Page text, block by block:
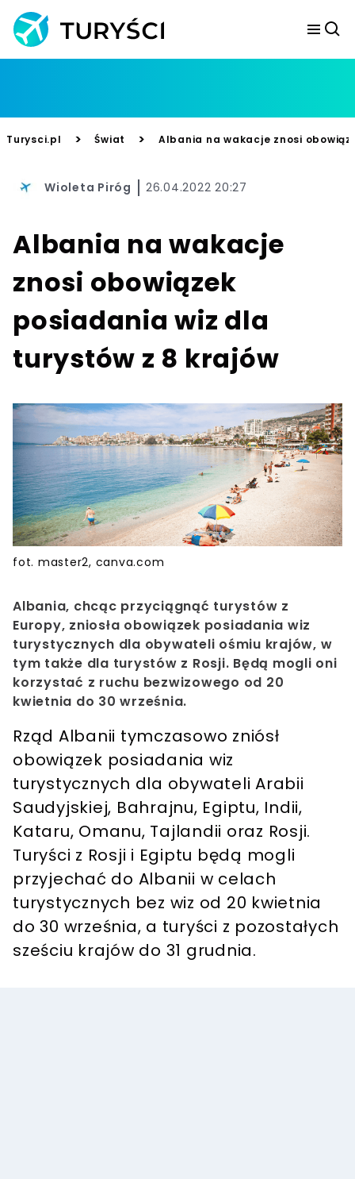
Turysci.pl > Świat > Albania na wakacje znosi
Wioleta Piróg 26.04.2022 20:27
Albania na wakacje
znosi obowiązek
posiadania wiz dla
turystów z 8 krajów
fot. master2, canva.com
Albania, chcąc przyciągnąć turystów z
Europy, zniosła obowiązek posiadania wiz
turystycznych dla obywateli ośmiu krajów, w
tym także dla turystów z Rosji. Będą mogli oni
korzystać z ruchu bezwizowego od 20
kwietnia do 30 września.
Rząd Albanii tymczasowo zniósł
obowiązek posiadania wiz
turystycznych dla obywateli Arabii
Saudyjskiej, Bahrajnu, Egiptu, Indii,
Kataru, Omanu, Tajlandii oraz Rosji.
Turyści z Rosji i Egiptu będą mogli
przyjechać do Albanii w celach
turystycznych bez wiz od 20 kwietnia
do 30 września, a turyści z pozostałych
sześciu krajów do 31 grudnia.